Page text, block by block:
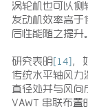
涡轮机也可以侧
发动机效率高于
后性能随之提升
研究表明 [14] ，
传统水平轴风力
直径处并与风向
VAWT 串联布置